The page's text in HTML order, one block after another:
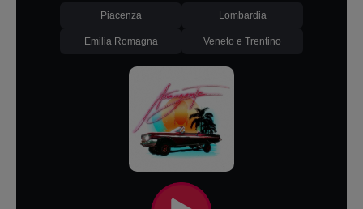
Piacenza Lombardia
Emilia Romagna Veneto e Trentino